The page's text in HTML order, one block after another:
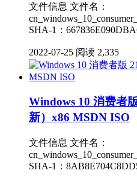
文件信息 文件名：
SHA-1：
2022-07-25 阅读 2,335
Windows 10 消费者
新）x86 MSDN ISO
文件信息 文件名：
SHA-1：